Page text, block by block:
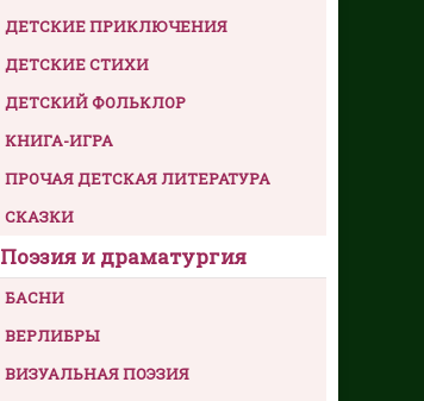
ДЕТСКИЕ ПРИКЛЮЧЕНИЯ
ДЕТСКИЕ СТИХИ
ДЕТСКИЙ ФОЛЬКЛОР
КНИГА-ИГРА
ПРОЧАЯ ДЕТСКАЯ ЛИТЕРАТУРА
СКАЗКИ
Поэзия и драматургия
БАСНИ
ВЕРЛИБРЫ
ВИЗУАЛЬНАЯ ПОЭЗИЯ